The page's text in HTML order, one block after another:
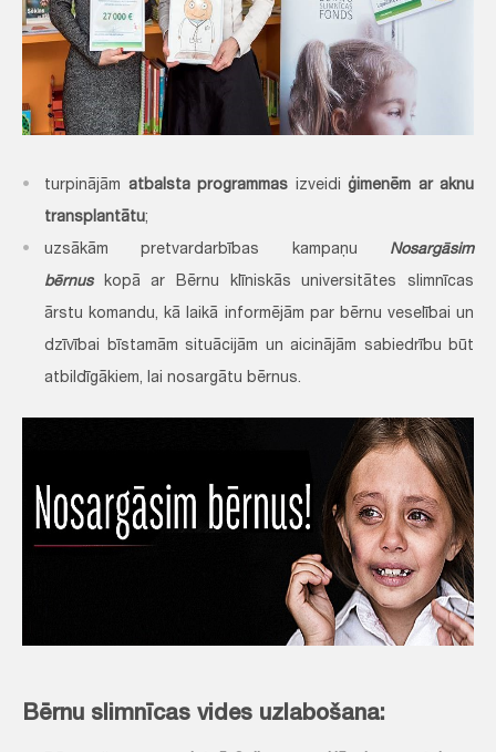
turpinājām atbalsta programmas izveidi ģimenēm ar aknu
transplantātu;
uzsākām pretvardarbības kampaņu Nosargāsim
bērnuskopā ar Bērnu klīniskās universitātes slimnīcas
ārstu komandu, kā laikā informējām par bērnu veselībai un
dzīvībai bīstamām situācijām un aicinājām sabiedrību būt
atbildīgākiem, lai nosargātu bērnus.
Bērnu slimnīcas vides uzlabošana: